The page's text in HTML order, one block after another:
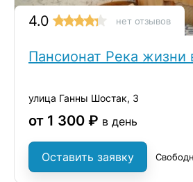
4.0 нет отзывов
Пансионат Река жизни
улица Ганны Шостак, 3
от 1 300 ₽ в день
Оставить заявку